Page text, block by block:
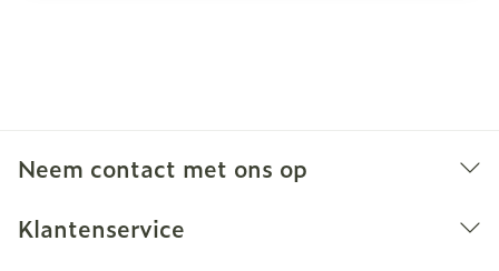
Neem contact met ons op
Klantenservice